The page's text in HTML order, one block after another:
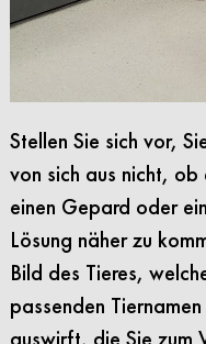
Stellen Sie sich vor,
von sich aus nicht, ob
einen Gepard oder
Lösung näher zu
Bild des Tieres,
passenden
auswirft, die Sie zum